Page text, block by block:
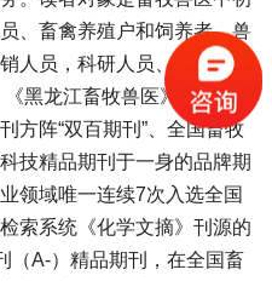
、畜禽养殖户和饲养者、兽
人员，科研人员、院校师
黑龙江畜牧兽医》现已是
方阵“双百期刊”、全国畜牧
技精品期刊于一身的品牌期
领域唯一连续7次入选全国
索系统《化学文摘》刊源的
（A-）精品期刊，在全国畜